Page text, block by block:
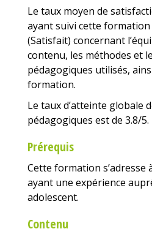
Le taux moyen de
ayant suivi cette formation
(Satisfait) concernant
contenu, les méthodes et
pédagogiques utilisés,
formation.
Le taux d’atteinte globale
pédagogiques est de 3.8/5.
Prérequis
Cette formation s’adresse
ayant une expérience
adolescent.
Contenu